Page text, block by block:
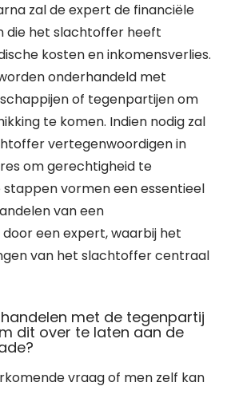
zal de expert de financiële
die het slachtoffer heeft
kosten en inkomensverlies.
onderhandeld met
of tegenpartijen om
te komen. Indien nodig zal
vertegenwoordigen in
om gerechtigheid te
vormen een essentieel
van een
een expert, waarbij het
van het slachtoffer centraal
met de tegenpartij
dit over te laten aan de
vraag of men zelf kan